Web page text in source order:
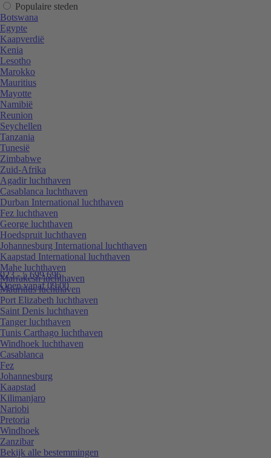
023 - 5 699 696
Open vanaf 09:00
Populaire steden
Botswana
Egypte
Kaapverdië
Kenia
Lesotho
Marokko
Mauritius
Mayotte
Namibië
Reunion
Seychellen
Tanzania
Tunesië
Zimbabwe
Zuid-Afrika
Agadir luchthaven
Casablanca luchthaven
Durban International luchthaven
Fez luchthaven
George luchthaven
Hoedspruit luchthaven
Johannesburg International luchthaven
Kaapstad International luchthaven
Mahe luchthaven
Marrakesh luchthaven
Mauritius luchthaven
Port Elizabeth luchthaven
Saint Denis luchthaven
Tanger luchthaven
Tunis Carthago luchthaven
Windhoek luchthaven
Casablanca
Fez
Johannesburg
Kaapstad
Kilimanjaro
Nariobi
Pretoria
Windhoek
Zanzibar
Bekijk alle bestemmingen